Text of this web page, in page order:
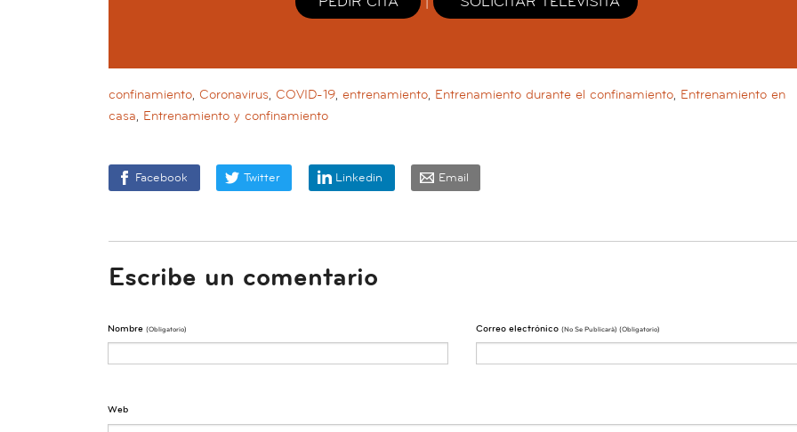
confinamiento, Coronavirus, COVID-19, entrenamiento, Entrenamiento durante el confinamiento, Entrenamiento en
casa, Entrenamiento y confinamiento
Facebook Twitter Linkedin Email
Escribe un comentario
Nombre (obligatorio) Correo electrónico (No Se Publicarà) (obligatorio)
Web